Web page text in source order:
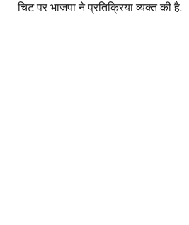
चिट पर भाजपा ने प्रतिक्रिया व्यक्त की है.